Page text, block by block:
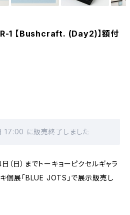
1 【Bushcraft. (Day2)】額付
17:00 に販売終了しました
（日）までトーキョーピクセルギャラ
個展「BLUE JOTS」で展示販売し